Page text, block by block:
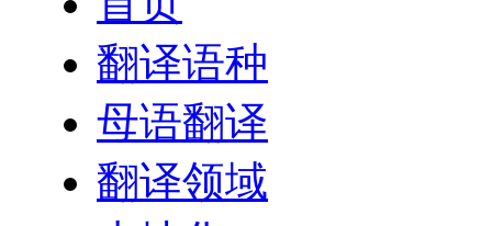
翻译语种
母语翻译
翻译领域